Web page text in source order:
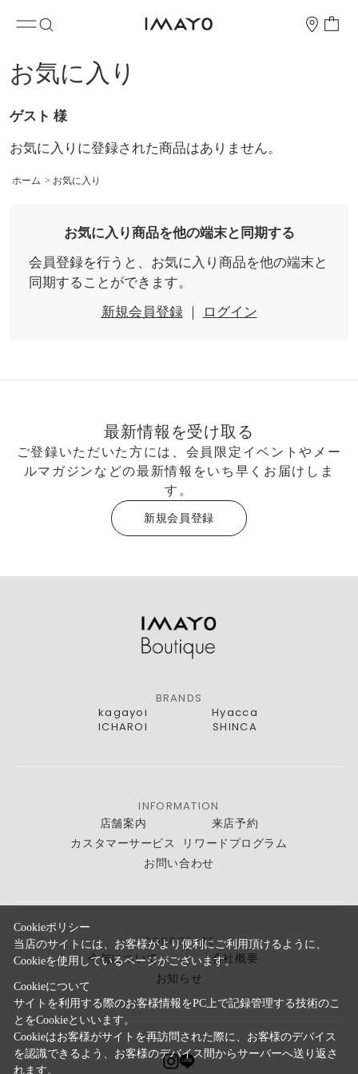
お気に入り
ゲスト 様
お気に入りに登録された商品はありません。
ホーム > お気に入り
お気に入り商品を他の端末と同期する
会員登録を行うと、お気に入り商品を他の端末と
同期することができます。
新規会員登録｜ ログイン
最新情報を受け取る
ご登録いただいた方には、会員限定イベントやメー
ルマガジンなどの最新情報をいち早くお届けしま
す。
新規会員登録
BRANDS
kagayoi
Hyacca
ICHAROI
SHINCA
INFORMATION
店舗案内
来店予約
カスタマーサービス
リワードプログラム
お問い合わせ
CORPORATE
今与について
会社概要
お知らせ
Cookieポリシー
当店のサイトには、お客様がより便利にご利用頂けるように、
Cookieを使用しているページがございます。
Cookieについて
サイトを利用する際のお客様情報をPC上で記録管理する技術のこ
とをCookieといいます。
Cookieはお客様がサイトを再訪問された際に、お客様のデバイス
を認識できるよう、お客様のデバイス間からサーバーへ送り返さ
れます。